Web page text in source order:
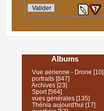
Albums
Vue aérienne - Drone [10]
portraits[847]
Archives [23]
Sport[564]
vues générales[135]
Thénia aujourd'hui [17]